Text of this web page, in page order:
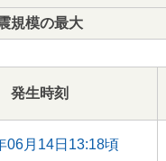
規模の最大
発生時刻
06月14日13:18頃